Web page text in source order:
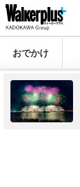
おでかけ